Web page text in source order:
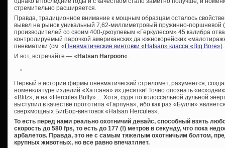
стремительно расширяется.
Правда, традиционное внимание к мощным образцам осталось
вывел на рынок уникальный 7,62-миллиметровый пружинно-поршневой
производителей со своим 400-джоулевым «Геркулесом» 45 калибра
контролируемый парочкой американских да южнокорейских
пневматики (см. «Пневматические винтовки «Hatsan» класса «Big Bore»).
И вот, встречайте — «Hatsan Harpoon«.
Первый в истории фирмы пневматический стреломет, разумеется,
номенклатуре изделий «Хатсана» их десятки! Точно опознать
«Blitz», и на «Hercules Bully»… Хотя, судя по колоссальной дульной
выступил в качестве прототипа «Гарпуна», ибо как раз «Булли»
сверхмощных БигБор-винтовок «Hatsan Hercules».
То есть перед нами реально охотничий девайс, способный взять
скорость до 580 fps, то есть до 177 (!) метров в секунду, что пока
арбалетов. Правда, это не с самым тяжелым охотничьим болтом,
крупных животных, но все равно впечатляет.